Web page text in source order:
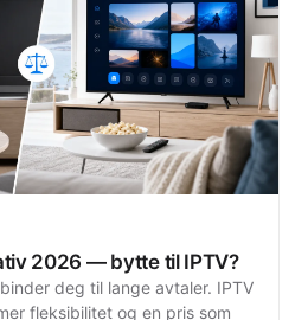
2026 — bytte til IPTV?
deg til lange avtaler. IPTV
fleksibilitet og en pris som